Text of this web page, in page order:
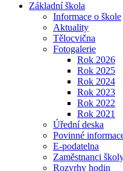
Základní škola
Informace o škole
Aktuality
Tělocvična
Fotogalerie
Rok 2026
Rok 2025
Rok 2024
Rok 2023
Rok 2022
Rok 2021
Úřední deska
Povinné
E-podatelna
Zaměstnanci
Rozvrhy hodin